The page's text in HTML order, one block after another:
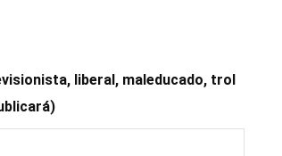
liberal, maleducado, trol